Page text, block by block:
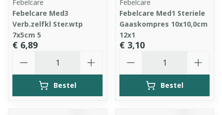
Febelcare
Febelcare Med3
Verb.zelfkl Ster.wtp
7x5cm 5
€ 6,89
Bestel
Febelcare
Febelcare Med1 Steriele
Gaaskompres 10x10,0cm
12x1
€ 3,10
Bestel